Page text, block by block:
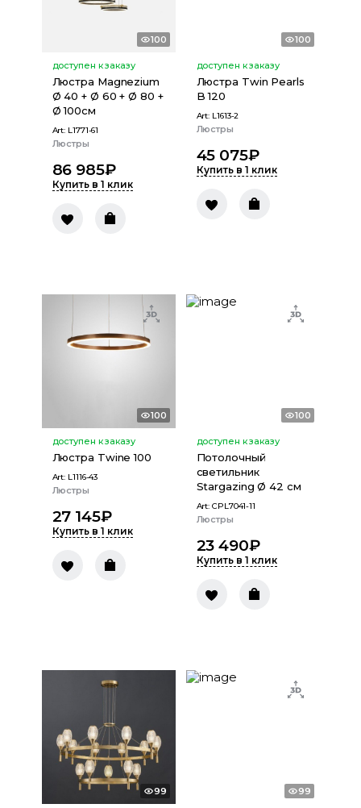
100
доступен к заказу
Люстра Magnezium
Ø 40 + Ø 60 + Ø 80 +
Ø 100см
Art: L1771-61
Люстры
86 985₽
Купить в 1 клик
100
доступен к заказу
Люстра Twin Pearls
B 120
Art: L1613-2
Люстры
45 075₽
Купить в 1 клик
100
доступен к заказу
Люстра Twine 100
Art: L1116-43
Люстры
27 145₽
Купить в 1 клик
100
доступен к заказу
Потолочный
светильник
Stargazing Ø 42 см
Art: CPL7041-11
Люстры
23 490₽
Купить в 1 клик
99 99